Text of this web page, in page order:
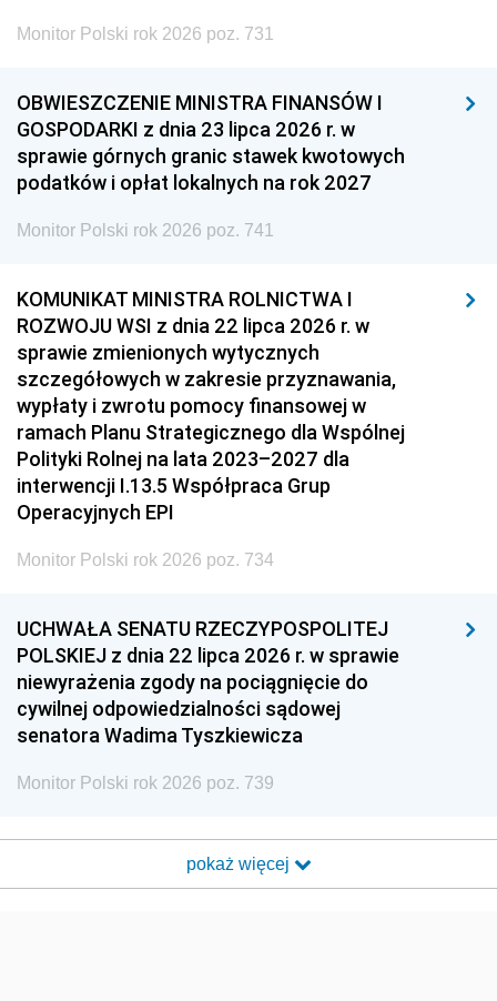
Monitor Polski rok 2026 poz. 731
OBWIESZCZENIE MINISTRA FINANSÓW I
GOSPODARKI z dnia 23 lipca 2026 r. w
sprawie górnych granic stawek kwotowych
podatków i opłat lokalnych na rok 2027
Monitor Polski rok 2026 poz. 741
KOMUNIKAT MINISTRA ROLNICTWA I
ROZWOJU WSI z dnia 22 lipca 2026 r. w
sprawie zmienionych wytycznych
szczegółowych w zakresie przyznawania,
wypłaty i zwrotu pomocy finansowej w
ramach Planu Strategicznego dla Wspólnej
Polityki Rolnej na lata 2023–2027 dla
interwencji I.13.5 Współpraca Grup
Operacyjnych EPI
Monitor Polski rok 2026 poz. 734
UCHWAŁA SENATU RZECZYPOSPOLITEJ
POLSKIEJ z dnia 22 lipca 2026 r. w sprawie
niewyrażenia zgody na pociągnięcie do
cywilnej odpowiedzialności sądowej
senatora Wadima Tyszkiewicza
Monitor Polski rok 2026 poz. 739
pokaż więcej